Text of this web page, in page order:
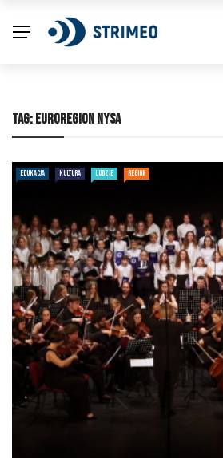
TAG: EUROREGION NYSA
EDUKACJA KULTURA LUDZIE REGION